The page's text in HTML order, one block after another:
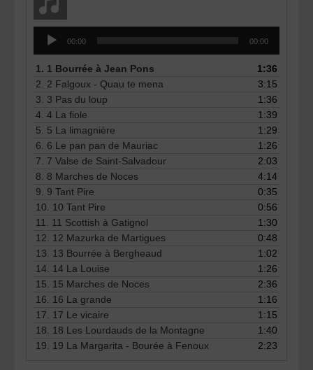
Lecteur
audio
00:00 00:00
1. 1 Bourrée à Jean Pons
1:36
2. 2 Falgoux - Quau te mena
3:15
3. 3 Pas du loup
1:36
4.4 La fiole
1:39
5. 5 La limagnière
1:29
6. 6 Le pan pan de Mauriac
1:26
7. 7 Valse de Saint-Salvadour
2:03
8. 8 Marches de Noces
4:14
9. 9 Tant Pire
0:35
10. 10 Tant Pire
0:56
11. 11 Scottish à Gatignol
1:30
12. 12 Mazurka de Martigues
0:48
13. 13 Bourrée à Bergheaud
1:02
14. 14 La Louise
1:26
15. 15 Marches de Noces
2:36
16. 16 La grande
1:16
17. 17 Le vicaire
1:15
18. 18 Les Lourdauds de la Montagne
1:40
19. 19 La Margarita - Bourée à Fenoux 2:23